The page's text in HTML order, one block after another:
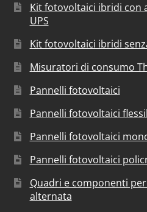
Kit fotovoltaici ibridi con
UPS
Kit fotovoltaici ibridi
Misuratori di consumo
Pannelli fotovoltaici
Pannelli fotovoltaici
Pannelli fotovoltaici
Pannelli fotovoltaici
Quadri e componenti
alternata